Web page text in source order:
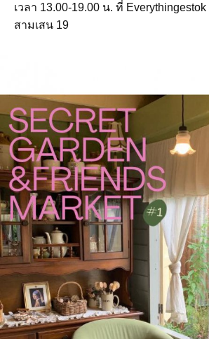
เวลา 13.00-19.00 น. ที่
สามเสน 19